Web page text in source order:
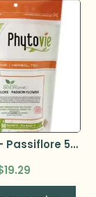
Phytovie - Passiflore 50 sachets
19.29